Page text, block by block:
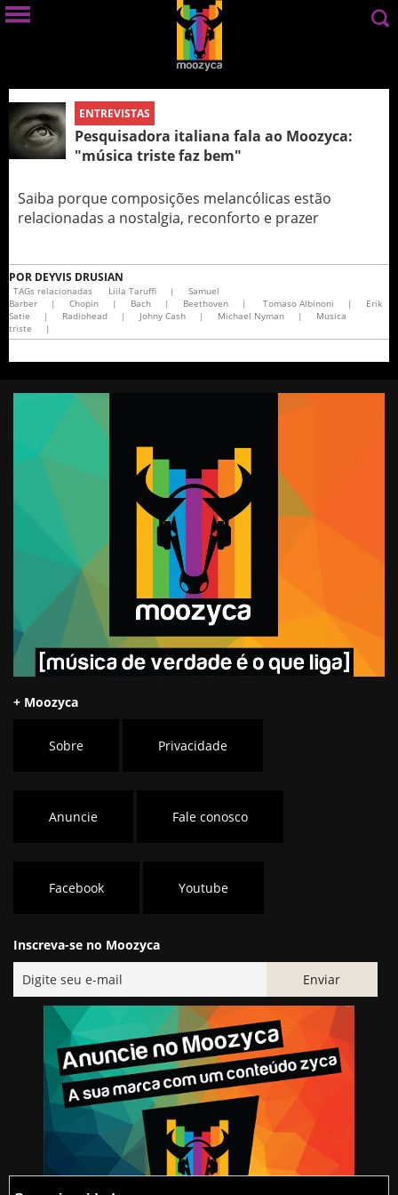
ENTREVISTAS
Pesquisadora italiana fala ao Moozyca:
"música triste faz bem"
Saiba porque composições melancólicas estão
relacionadas a nostalgia, reconforto e prazer
POR DEYVIS DRUSIAN
TAGs relacionadas Liila Taruffi |
Samuel
Barber
| Chopin | Bach | Beethoven | Tomaso Albinoni |
Erik
Satie
| Radiohead | Johny Cash | Michael Nyman |
Musica
triste
|
+ Moozyca
Sobre Privacidade
Anuncie Fale conosco
Facebook Youtube
Inscreva-se no Moozyca